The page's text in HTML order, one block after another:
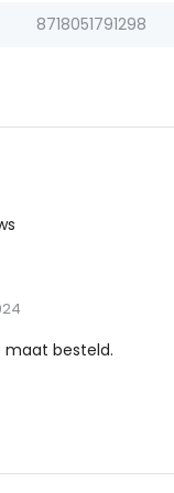
8718051791298
maat besteld.